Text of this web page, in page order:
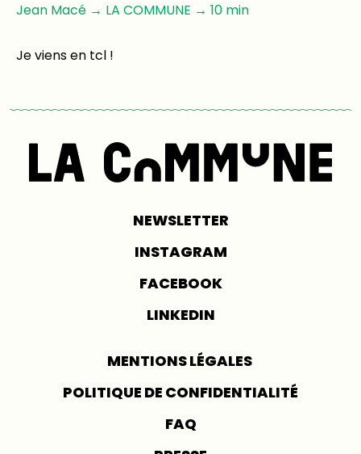
Jean Macé → LA COMMUNE → 10 min
Je viens en tcl !
NEWSLETTER
INSTAGRAM
FACEBOOK
LINKEDIN
MENTIONS LÉGALES
POLITIQUE DE CONFIDENTIALITÉ
FAQ